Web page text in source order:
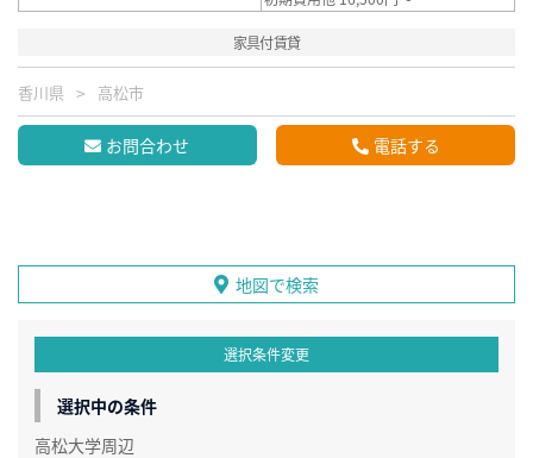
家具付賃貸
香川県 高松市
お問合わせ 電話する
地図で検索
選択条件変更
選択中の条件
高松大学周辺